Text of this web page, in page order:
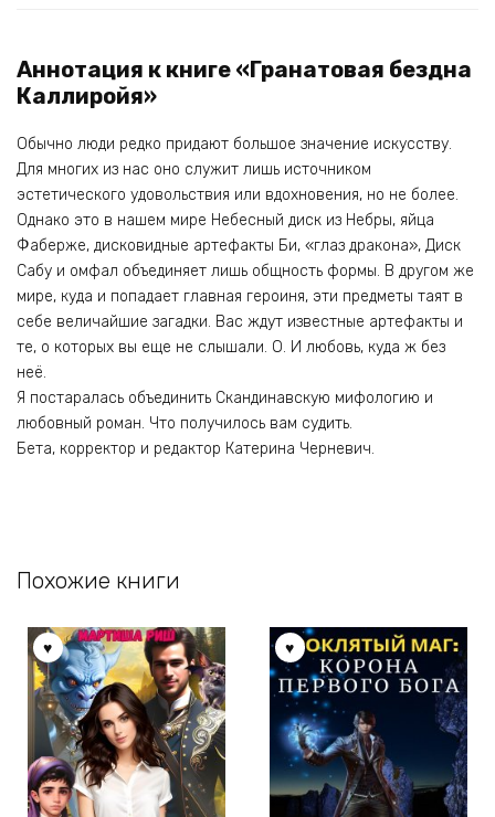
Аннотация к книге «Гранатовая бездна
Каллиройя»
Обычно люди редко придают большое значение искусству.
Для многих из нас оно служит лишь источником
эстетического удовольствия или вдохновения, но не более.
Однако это в нашем мире Небесный диск из Небры, яйца
Фаберже, дисковидные артефакты Би, «глаз дракона», Диск
Сабу и омфал объединяет лишь общность формы. В другом же
мире, куда и попадает главная героиня, эти предметы таят в
себе величайшие загадки. Вас ждут известные артефакты и
те, о которых вы еще не слышали. О. И любовь, куда ж без
неё.
Я постаралась объединить Скандинавскую мифологию и
любовный роман. Что получилось вам судить.
Бета, корректор и редактор Катерина Черневич.
Похожие книги